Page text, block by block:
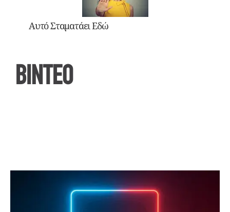
Αυτό Σταματάει Εδώ
ΒΙΝΤΕΟ